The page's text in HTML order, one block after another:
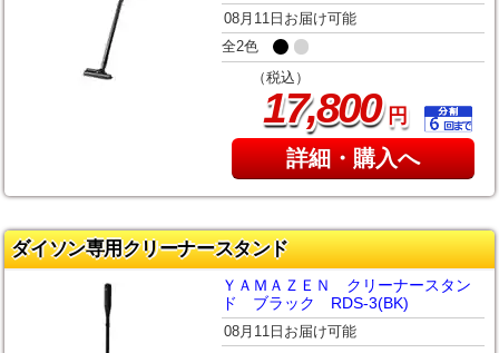
08月11日お届け可能
全2色
（税込）
17,800円
詳細・購入へ
ダイソン専用クリーナースタンド
ＹＡＭＡＺＥＮ クリーナースタン
ド ブラック RDS-3(BK)
08月11日お届け可能